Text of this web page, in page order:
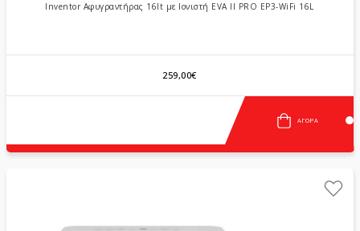
Inventor Αφυγραντήρας 16lt με Ιονιστή EVA II PRO EP3-WiFi 16L
259,00€
ΑΓΟΡΆ